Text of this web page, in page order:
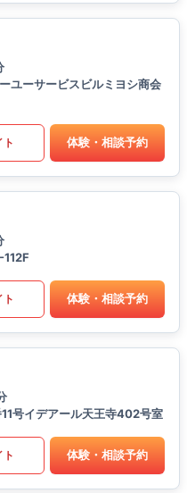
ユーサービスビルミヨシ商会
ト 体験・相談予約
ト 体験・相談予約
号イデアール天王寺402号室
ト 体験・相談予約